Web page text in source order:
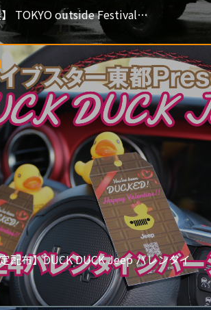
TOKYO outside Festival…
配布】DUCK DUCK Jeep バレンタイ